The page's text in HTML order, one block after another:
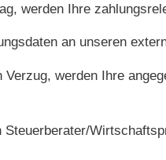
werden Ihre
an unseren
werden Ihre